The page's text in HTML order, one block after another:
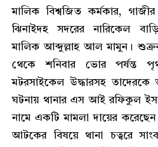
মালিক বিশ্বজিত কর্মকার,
ঝিনাইদহ সদরের নারিকেল
মালিক আব্দুল্লাহ আল মামুন।
থেকে শনিবার ভোর পর্ষন্ত
মটরসাইকেল উদ্ধারসহ
ঘটনায় থানার এস আই রফিকুল
নামে একটি মামলা দায়ের
আটকের বিষয়ে থানা চত্বরে